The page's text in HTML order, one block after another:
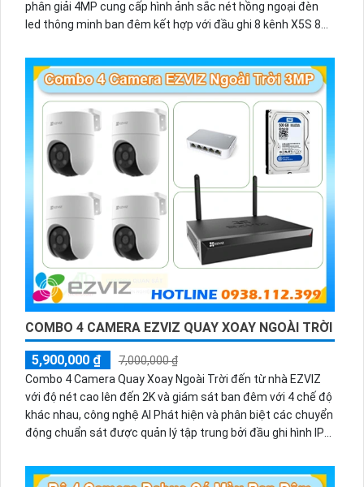
phân giải 4MP cung cấp hình ảnh sắc nét hồng ngoại đèn
led thông minh ban đêm kết hợp với đầu ghi 8 kênh X5S 8W
COMBO 4 CAMERA EZVIZ QUAY XOAY NGOÀI TRỜI
5,900,000 ₫
7,000,000 ₫
Combo 4 Camera Quay Xoay Ngoài Trời đến từ nhà EZVIZ
với độ nét cao lên đến 2K và giám sát ban đêm với 4 chế độ
khác nhau, công nghệ AI Phát hiện và phân biệt các chuyển
động chuẩn sát được quản lý tập trung bởi đầu ghi hình IP